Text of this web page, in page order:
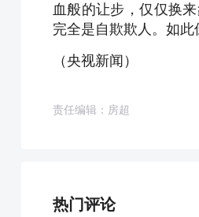
血般的让步，仅仅换
完全是自欺欺人。如
（央视新闻）
责任编辑：房超
热门评论